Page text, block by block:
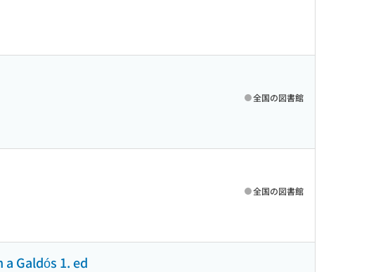
全国の図書館
全国の図書館
Galdós 1. ed